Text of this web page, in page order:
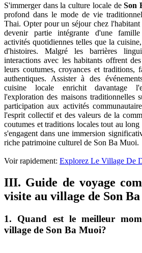
S'immerger dans la culture locale deSon
profond dans le mode de vie
Thai. Opter pour un séjour chez
devenir partie intégrante d'une
activités quotidiennes telles que la
d'histoires. Malgré les barrières
interactions avec les habitants offrent
leurs coutumes, croyances et traditions,
authentiques. Assister à des
cuisine locale enrichit davantage
l'exploration des maisons traditionnelles
participation aux activités
l'esprit collectif et des valeurs de la
coutumes et traditions locales tout au
s'engagent dans une immersion
riche patrimoine culturel de Son Ba Muoi.
Voir rapidement: Explorez Le Village De
III. Guide de voyage
visite au village de Son
1. Quand est le meilleur
village de Son Ba Muoi?